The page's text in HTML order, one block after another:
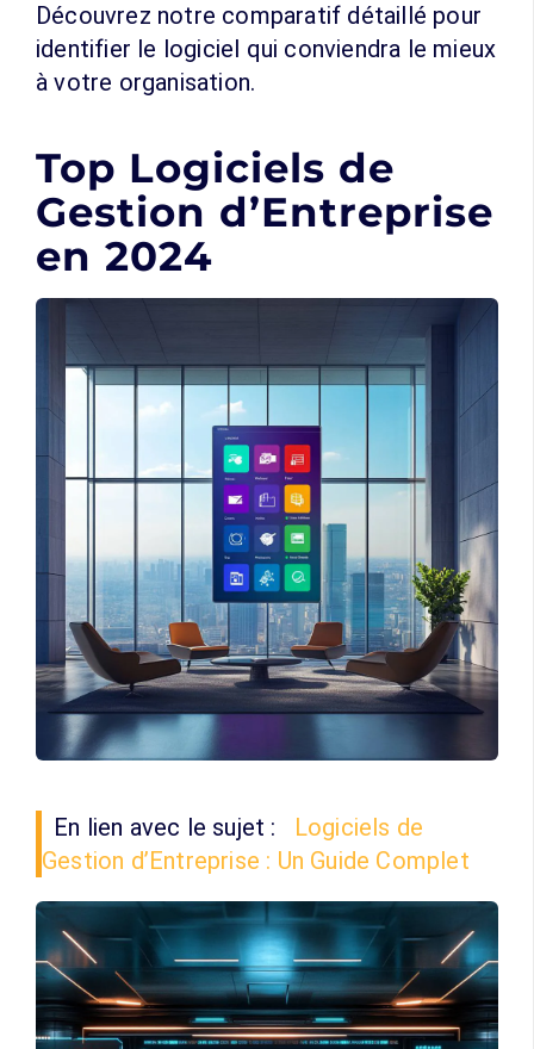
Découvrez notre comparatif détaillé pour
identifier le logiciel qui conviendra le mieux
à votre organisation.
Top Logiciels de
Gestion d’Entreprise
en 2024
En lien avec le sujet :
Logiciels de
Gestion d’Entreprise : Un Guide Complet